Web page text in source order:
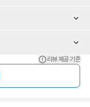
리뷰 제공 기준